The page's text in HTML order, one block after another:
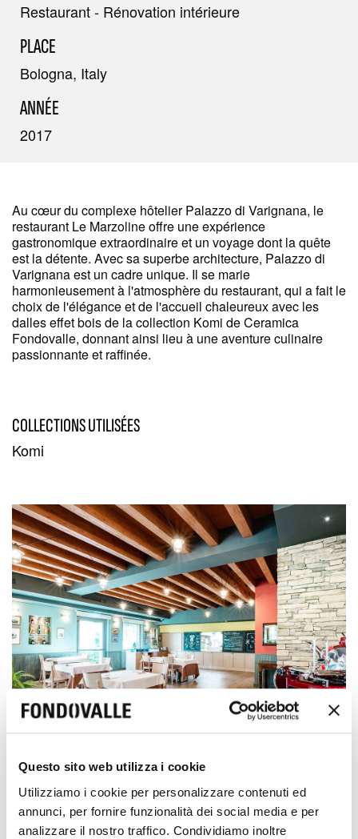
Questo sito web utilizza i cookie
Utilizziamo i cookie per personalizzare contenuti ed
annunci, per fornire funzionalità dei social media e per
analizzare il nostro traffico. Condividiamo inoltre
Restaurant - Rénovation intérieure
PLACE
Bologna, Italy
ANNÉE
2017
Au cœur du complexe hôtelier Palazzo di Varignana, le
restaurant Le Marzoline offre une expérience
gastronomique extraordinaire et un voyage dont la quête
est la détente. Avec sa superbe architecture, Palazzo di
Varignana est un cadre unique. Il se marie
harmonieusement à l'atmosphère du restaurant, qui a fait le
choix de l'élégance et de l'accueil chaleureux avec les
dalles effet bois de la collection Komi de Ceramica
Fondovalle, donnant ainsi lieu à une aventure culinaire
passionnante et raffinée.
COLLECTIONS UTILISÉES
Komi
Ces dalles offrent au restaurant Le Marzoline une
combinaison parfaite d'esthétique et de fonctionnalité.